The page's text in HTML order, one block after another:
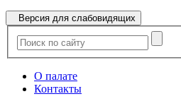
Версия для слабовидящих
О палате
Контакты